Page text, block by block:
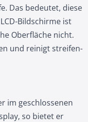
Das bedeutet, diese
Bildschirme ist
Oberfläche nicht.
und reinigt streifen-
im geschlossenen
so bietet er